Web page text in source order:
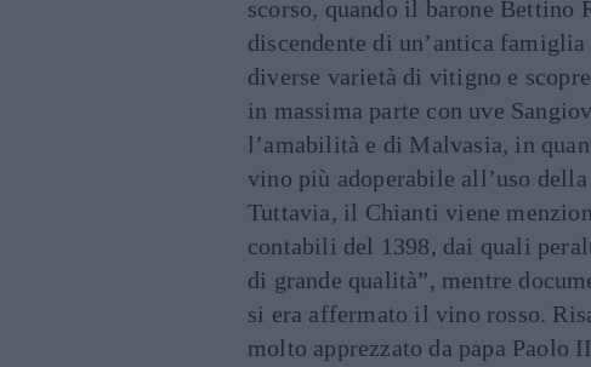
scorso, quando il barone Bettino
discendente di un’antica
diverse varietà di vitigno e
in massima parte con uve
l’amabilità e di Malvasia, in
vino più adoperabile all’uso
Tuttavia, il Chianti viene
contabili del 1398, dai quali
di grande qualità”, mentre
si era affermato il vino rosso.
molto apprezzato da papa Paolo